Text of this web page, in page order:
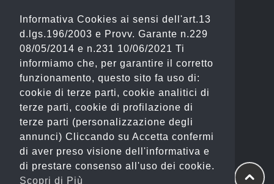
Tel: 06 2310844 (Sport) – 06 23234353
(Fashion)
Email: info@gianostore.com
ORARI
Dal Lunedì al Venerdì 09:00-20:00.
Sabato 09:00-13:00 e 16:00-20:00.
Domenica Chiuso
Informativa Cookies ai sensi dell'art.13
d.lgs.196/2003 e Provv. Garante n.229
08/05/2014 e n.231 10/06/2021 Ti
informiamo che, per garantire il corretto
funzionamento, questo sito fa uso di:
cookie di terze parti, cookie analitici di
terze parti, cookie di profilazione di
terze parti (personalizzazione degli
annunci) Cliccando su Accetta confermi
di aver preso visione dell'informativa e
di prestare consenso all'uso dei cookie.
Scopri di Più